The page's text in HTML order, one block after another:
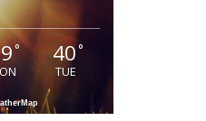
° 40°
TUE